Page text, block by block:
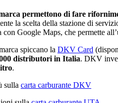
permettono di fare
la scelta della stazione di
con Google Maps, che permette
spiccano la DKV Card
distributori in Italia. DKV
.
sulla carta carburante DKV